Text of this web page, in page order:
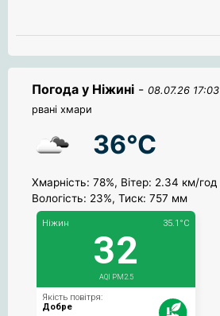
Погода у Ніжині - 08.07.26 17:03
рвані хмари
36°C
Хмарність: 78%, Вітер: 2.34 км/год
Вологість: 23%, Тиск: 757 мм